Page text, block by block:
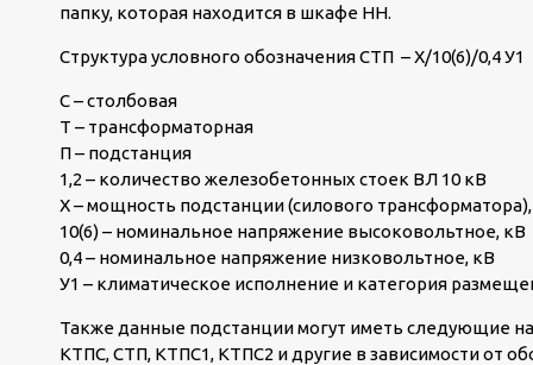
папку, которая находится в шкафе НН.
Структура условного обозначения СТП –Х/10(6)/0,4У1
С – столбовая
Т – трансформаторная
П – подстанция
1,2 – количество железобетонных стоек ВЛ 10 кВ
Х – мощность подстанции (силового трансформатора),
10(6) – номинальное напряжение высоковольтное, кВ
0,4 – номинальное напряжение низковольтное, кВ
У1 – климатическое исполнение и категория
Также данные подстанции могут иметь следующие
КТПС, СТП, КТПС1, КТПС2 и другие в зависимости от